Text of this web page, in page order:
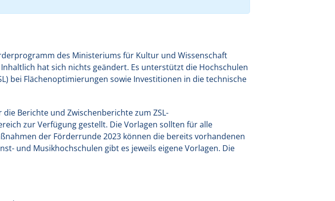
des Ministeriums für Kultur und Wissenschaft
hat sich nichts geändert. Es unterstützt die Hochschulen
bei Flächenoptimierungen sowie Investitionen in die technische
Berichte und Zwischenberichte zum ZSL-
zur Verfügung gestellt. Die Vorlagen sollten für alle
der Förderrunde 2023 können die bereits vorhandenen
und Musikhochschulen gibt es jeweils eigene Vorlagen. Die